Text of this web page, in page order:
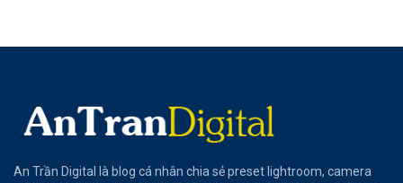
An Trần Digital là blog cá nhân chia sẻ preset lightroom, camera